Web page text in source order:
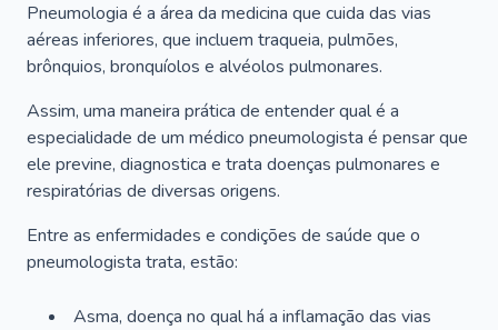
Pneumologia é a área da medicina que cuida das vias
aéreas inferiores, que incluem traqueia, pulmões,
brônquios, bronquíolos e alvéolos pulmonares.
Assim, uma maneira prática de entender qual é a
especialidade de um médico pneumologista é pensar que
ele previne, diagnostica e trata doenças pulmonares e
respiratórias de diversas origens.
Entre as enfermidades e condições de saúde que o
pneumologista trata, estão:
Asma, doença no qual há a inflamação das vias